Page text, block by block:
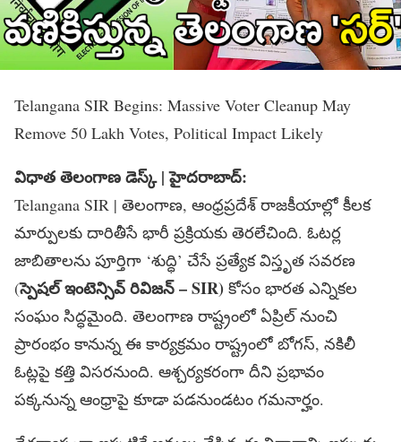
Telangana SIR Begins: Massive Voter Cleanup May
Remove 50 Lakh Votes, Political Impact Likely
విధాత తెలంగాణ డెస్క్​ | హైదరాబాద్:
Telangana SIR | తెలంగాణ, ఆంధ్రప్రదేశ్​ రాజకీయాల్లో కీలక
మార్పులకు దారితీసే భారీ ప్రక్రియకు తెరలేచింది. ఓటర్ల
జాబితాలను పూర్తిగా ‘శుద్ధి’ చేసే ప్రత్యేక విస్తృత సవరణ
(స్పెషల్ఇంటెన్సివ్రివిజన్– SIR) కోసం భారత ఎన్నికల
సంఘం సిద్ధమైంది. తెలంగాణ రాష్ట్రంలో ఏప్రిల్ నుంచి
ప్రారంభం కానున్న ఈ కార్యక్రమం రాష్ట్రంలో బోగస్, నకిలీ
ఓట్లపై కత్తి విసరనుంది. ఆశ్చర్యకరంగా దీని ప్రభావం
పక్కనున్న ఆంధ్రాపై కూడా పడనుండటం గమనార్హం.